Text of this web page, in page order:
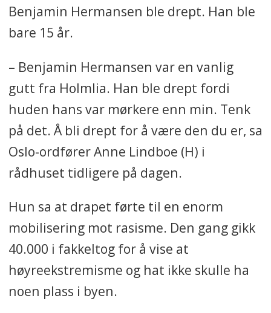
Benjamin Hermansen ble drept. Han ble
bare 15 år.
– Benjamin Hermansen var en vanlig
gutt fra Holmlia. Han ble drept fordi
huden hans var mørkere enn min. Tenk
på det. Å bli drept for å være den du er, sa
Oslo-ordfører Anne Lindboe (H) i
rådhuset tidligere på dagen.
Hun sa at drapet førte til en enorm
mobilisering mot rasisme. Den gang gikk
40.000 i fakkeltog for å vise at
høyreekstremisme og hat ikke skulle ha
noen plass i byen.